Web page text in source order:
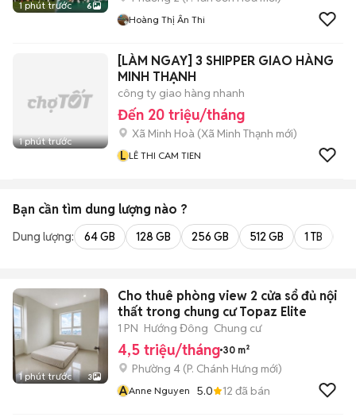
1 phút trước 6
Hoàng Thị Ân Thi
1 phút trước
[LÀM NGAY] 3 SHIPPER GIAO HÀNG
MINH THẠNH
công ty giao hàng nhanh
Đến 20 triệu/tháng
Xã Minh Hoà (Xã Minh Thạnh mới)
L LÊ THI CAM TIEN
Bạn cần tìm dung lượng nào ?
Dung lượng: 64 GB 128 GB 256 GB 512 GB 1 TB
1 phút trước 3
Cho thuê phòng view 2 cửa sổ đủ nội
thất trong chung cư Topaz Elite
1 PN Hướng Đông Chung cư
4,5 triệu/tháng 30 m²
Phường 4 (P. Chánh Hưng mới)
AAnne Nguyen 5.0 12 đã bán